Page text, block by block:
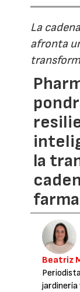
La
afronta
la
Beatriz